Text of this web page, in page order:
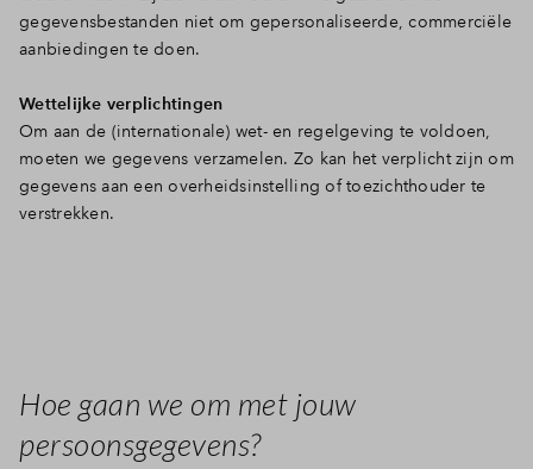
gegevensbestanden niet om gepersonaliseerde, commerciële
aanbiedingen te doen.
Wettelijke verplichtingen
Om aan de (internationale) wet- en regelgeving te voldoen,
moeten we gegevens verzamelen. Zo kan het verplicht zijn om
gegevens aan een overheidsinstelling of toezichthouder te
verstrekken.
Hoe gaan we om met jouw
persoonsgegevens?